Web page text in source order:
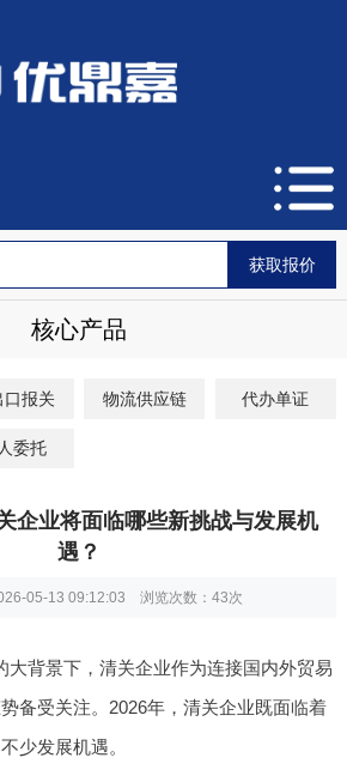
核心产品
口报关 物流供应链 代办单证
委托
企业将面临哪些新挑战与发展机
遇？
05-13 09:12:03 浏览次数： 43次
大背景下，清关企业作为连接国内外贸易
备受关注。2026年，清关企业既面临着
少发展机遇。